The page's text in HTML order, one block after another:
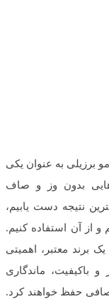
برزیلی به عنوان یکی
بدون وز و صاف
نتیجه دست یابیم،
و از آن استفاده کنیم.
یک برند معتبر، اهمیتی
باکیفیت، ماندگاری
حفظ خواهند کرد.